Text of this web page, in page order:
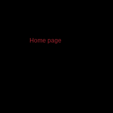
Home page